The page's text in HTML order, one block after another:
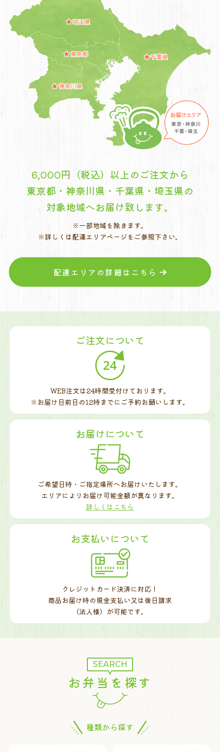
6,000円（税込）以上のご注文から
東京都・神奈川県・千葉県・埼玉県の
対象地域へお届け致します。
※一部地域を除きます。
※詳しくは配達エリアページをご参照下さい。
配達エリアの詳細はこちら
ご注文について
WEB注文は24時間受付けております。
※お届け日前日の12時までにご予約お願いします。
お届けについて
ご希望日時・ご指定場所へお届けいたします。
エリアによりお届け可能金額が異なります。
詳しくはこちら
お支払いについて
クレジットカード決済に対応！
商品お届け時の現金支払い又は後日請求
（法人様）が可能です。
SEARCH
お弁当を探す
種類から探す